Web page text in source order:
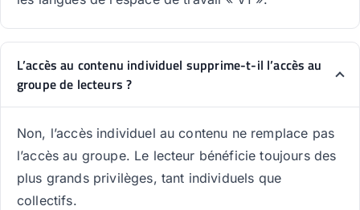
L’accès au contenu individuel supprime-t-il l’accès au
groupe de lecteurs ?
Non, l’accès individuel au contenu ne remplace pas
l’accès au groupe. Le lecteur bénéficie toujours des
plus grands privilèges, tant individuels que
collectifs.